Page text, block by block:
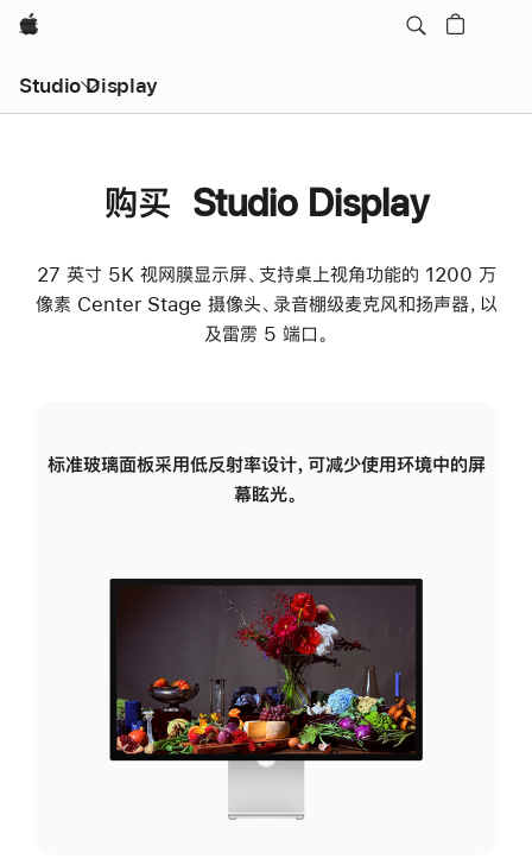
Apple
Studio Display
购买 Studio Display
27 英寸 5K 视网膜显示屏、支持桌上视角功能的 1200 万
像素 Center Stage 摄像头、录音棚级麦克风和扬声器，以
及雷雳 5 端口。
标准玻璃面板采用低反射率设计，可减少使用环境中的屏
幕眩光。